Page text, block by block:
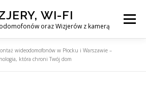
WI-FI
oraz Wizjerów z kamerą
Menu
KAMER WIFI W WARSZAWA
wideodomofonów w Płocku i Warszawie –
która chroni Twój dom